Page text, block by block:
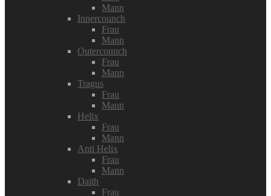
Mann
Innercounch
Frau
Mann
Outercounch
Frau
Mann
Tragus
Frau
Mann
Helix
Frau
Mann
Anti Helix
Frau
Mann
Daith
Frau